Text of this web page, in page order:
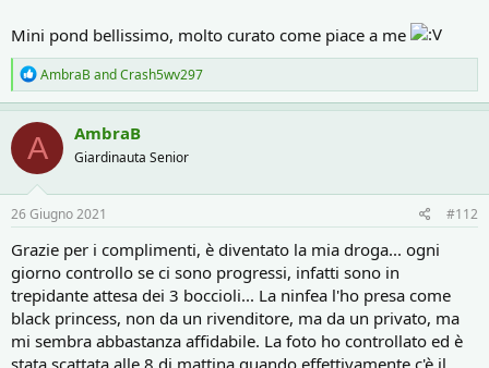
Mini pond bellissimo, molto curato come piace a me
R
e
a
c
t
o
n
s
:
AmbraBandCrash5wv297
A AmbraB
Giardinauta Senior
26 Giugno 2021 #112
Grazie per i complimenti, è diventato la mia droga... ogni
giorno controllo se ci sono progressi, infatti sono in
trepidante attesa dei 3 boccioli... La ninfea l'ho presa come
black princess, non da un rivenditore, ma da un privato, ma
mi sembra abbastanza affidabile. La foto ho controllato ed è
stata scattata alle 8 di mattina quando effettivamente c'è il